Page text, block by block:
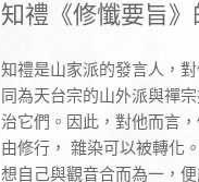
知禮《修懺要旨》
知禮是山家派的發言人，
同為天台宗的山外派與禪
治它們。因此，對他而言
由修行， 雜染可以被轉化
想自己與觀音合而為一，